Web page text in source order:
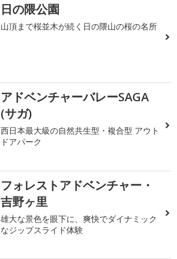
日の隈公園
山頂まで桜並木が続く日の隈山の桜の名所
アドベンチャーバレーSAGA
(サガ)
西日本最大級の自然共生型・複合型 アウト
ドアパーク
フォレストアドベンチャー・
吉野ヶ里
雄大な景色を眼下に、爽快でダイナミック
なジップスライド体験